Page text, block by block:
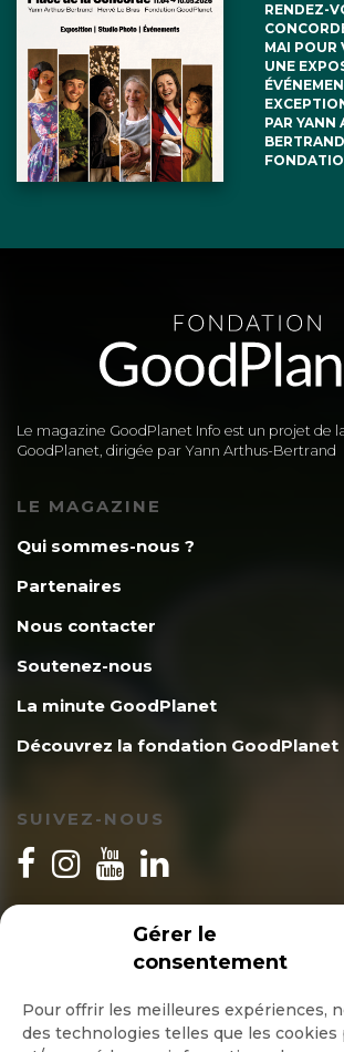
Gérer le
consentement
Pour offrir les meilleures expériences,
des technologies telles que les
RENDEZ-
MAI POUR
UNE
PAR YANN
Le magazine GoodPlanet Info est un projet de
GoodPlanet, dirigée par Yann Arthus-Bertrand
LE MAGAZINE
Qui sommes-nous ?
Partenaires
Nous contacter
Soutenez-nous
La minute GoodPlanet
Découvrez la fondation GoodPlanet
SUIVEZ-NOUS
INSCRIPTION NEWSLETTER
Quotidienne